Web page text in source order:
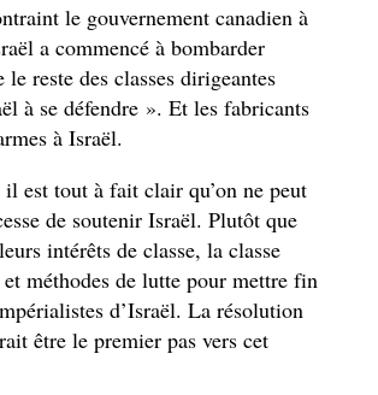
le gouvernement canadien à
a commencé à bombarder
reste des classes dirigeantes
à se défendre ». Et les fabricants
à Israël.
est tout à fait clair qu’on ne peut
de soutenir Israël. Plutôt que
intérêts de classe, la classe
méthodes de lutte pour mettre fin
d’Israël. La résolution
être le premier pas vers cet